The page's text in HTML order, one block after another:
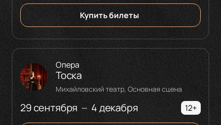
Купить билеты
29 сентября — 4 декабря
Опера
Тоска
Михайловский театр, Основная сцена
12+